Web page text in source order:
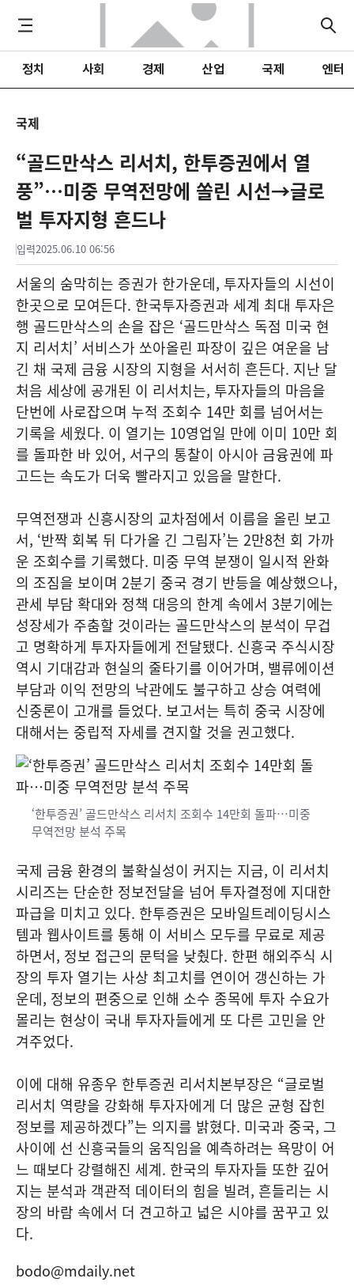
정치 사회 경제 산업 국제 엔터
국제
“골드만삭스 리서치, 한투증권에서 열
풍”…미중 무역전망에 쏠린 시선→글로
벌 투자지형 흔드나
입력2025.06.10 06:56
서울의 숨막히는 증권가 한가운데, 투자자들의 시선이
한곳으로 모여든다. 한국투자증권과 세계 최대 투자은
행 골드만삭스의 손을 잡은 ‘골드만삭스 독점 미국 현
지 리서치’ 서비스가 쏘아올린 파장이 깊은 여운을 남
긴 채 국제 금융 시장의 지형을 서서히 흔든다. 지난 달
처음 세상에 공개된 이 리서치는, 투자자들의 마음을
단번에 사로잡으며 누적 조회수 14만 회를 넘어서는
기록을 세웠다. 이 열기는 10영업일 만에 이미 10만 회
를 돌파한 바 있어, 서구의 통찰이 아시아 금융권에 파
고드는 속도가 더욱 빨라지고 있음을 말한다.
무역전쟁과 신흥시장의 교차점에서 이름을 올린 보고
서, ‘반짝 회복 뒤 다가올 긴 그림자’는 2만8천 회 가까
운 조회수를 기록했다. 미중 무역 분쟁이 일시적 완화
의 조짐을 보이며 2분기 중국 경기 반등을 예상했으나,
관세 부담 확대와 정책 대응의 한계 속에서 3분기에는
성장세가 주춤할 것이라는 골드만삭스의 분석이 무겁
고 명확하게 투자자들에게 전달됐다. 신흥국 주식시장
역시 기대감과 현실의 줄타기를 이어가며, 밸류에이션
부담과 이익 전망의 낙관에도 불구하고 상승 여력에
신중론이 고개를 들었다. 보고서는 특히 중국 시장에
대해서는 중립적 자세를 견지할 것을 권고했다.
‘한투증권’ 골드만삭스 리서치 조회수 14만회 돌파…미중
무역전망 분석 주목
국제 금융 환경의 불확실성이 커지는 지금, 이 리서치
시리즈는 단순한 정보전달을 넘어 투자결정에 지대한
파급을 미치고 있다. 한투증권은 모바일트레이딩시스
템과 웹사이트를 통해 이 서비스 모두를 무료로 제공
하면서, 정보 접근의 문턱을 낮췄다. 한편 해외주식 시
장의 투자 열기는 사상 최고치를 연이어 갱신하는 가
운데, 정보의 편중으로 인해 소수 종목에 투자 수요가
몰리는 현상이 국내 투자자들에게 또 다른 고민을 안
겨주었다.
이에 대해 유종우 한투증권 리서치본부장은 “글로벌
리서치 역량을 강화해 투자자에게 더 많은 균형 잡힌
정보를 제공하겠다”는 의지를 밝혔다. 미국과 중국, 그
사이에 선 신흥국들의 움직임을 예측하려는 욕망이 어
느 때보다 강렬해진 세계. 한국의 투자자들 또한 깊어
지는 분석과 객관적 데이터의 힘을 빌려, 흔들리는 시
장의 바람 속에서 더 견고하고 넓은 시야를 꿈꾸고 있
다.
bodo@mdaily.net